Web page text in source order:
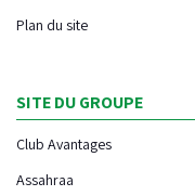
Plan du site
SITE DU GROUPE
Club Avantages
Assahraa